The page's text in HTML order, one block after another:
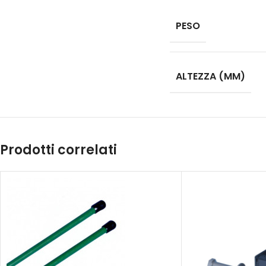
PESO
ALTEZZA (MM)
Prodotti correlati